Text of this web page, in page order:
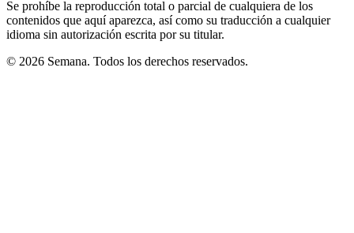
Se prohíbe la reproducción total o parcial de cualquiera de los
contenidos que aquí aparezca, así como su traducción a cualquier
idioma sin autorización escrita por su titular.
© 2026 Semana. Todos los derechos reservados.